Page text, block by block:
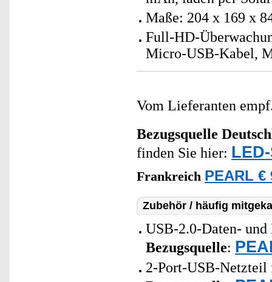
Maße: 204 x 169 x
Full-HD-
Micro-USB-Kabel,
Vom Lieferanten
Bezugsquelle
finden Sie hier:
Frankreich PEARL €
Zubehör / häufig
USB-2.0-Daten-
Bezugsquelle:
2-Port-USB-Netzteil